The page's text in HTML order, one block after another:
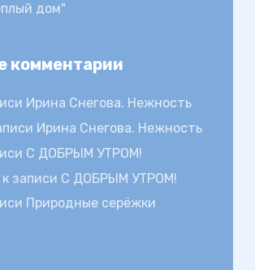
дом"
комментарии
Ирина Снегова. Нежность
Ирина Снегова. Нежность
С ДОБРЫМ УТРОМ!
к записи С ДОБРЫМ УТРОМ!
Природные серёжки